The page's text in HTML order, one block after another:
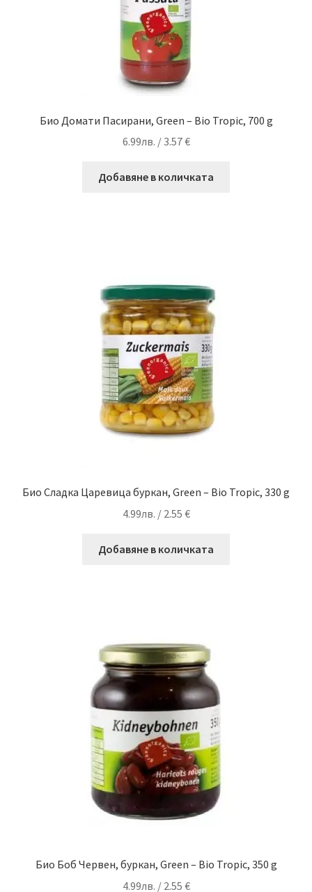
Био Домати Пасирани, Green – Bio Tropic, 700 g
6.99лв. / 3.57 €
Добавяне в количката
Био Сладка Царевица буркан, Green – Bio Tropic, 330 g
4.99лв. / 2.55 €
Добавяне в количката
Био Боб Червен, буркан, Green – Bio Tropic, 350 g
4.99лв. / 2.55 €